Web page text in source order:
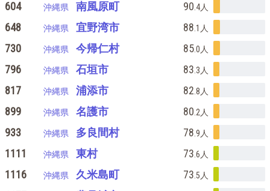
604 沖縄県 南風原町 90 .4人
648 沖縄県 宜野湾市 88 .1 人
730 沖縄県 今帰仁村 85.0 人
796 沖縄県 石垣市 83 .3 人
817 沖縄県 浦添市 82 .8 人
899 沖縄県 名護市 80 .2 人
933 沖縄県 多良間村 78 .9 人
1111 沖縄県 東村 73 .6 人
1116 沖縄県 久米島町 73 .5 人